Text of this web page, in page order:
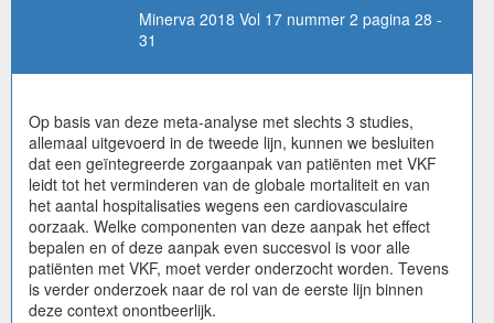
Minerva 2018 Vol 17 nummer 2 pagina 28 -
31
Op basis van deze meta-analyse met slechts 3 studies,
allemaal uitgevoerd in de tweede lijn, kunnen we besluiten
dat een geïntegreerde zorgaanpak van patiënten met VKF
leidt tot het verminderen van de globale mortaliteit en van
het aantal hospitalisaties wegens een cardiovasculaire
oorzaak. Welke componenten van deze aanpak het effect
bepalen en of deze aanpak even succesvol is voor alle
patiënten met VKF, moet verder onderzocht worden. Tevens
is verder onderzoek naar de rol van de eerste lijn binnen
deze context onontbeerlijk.